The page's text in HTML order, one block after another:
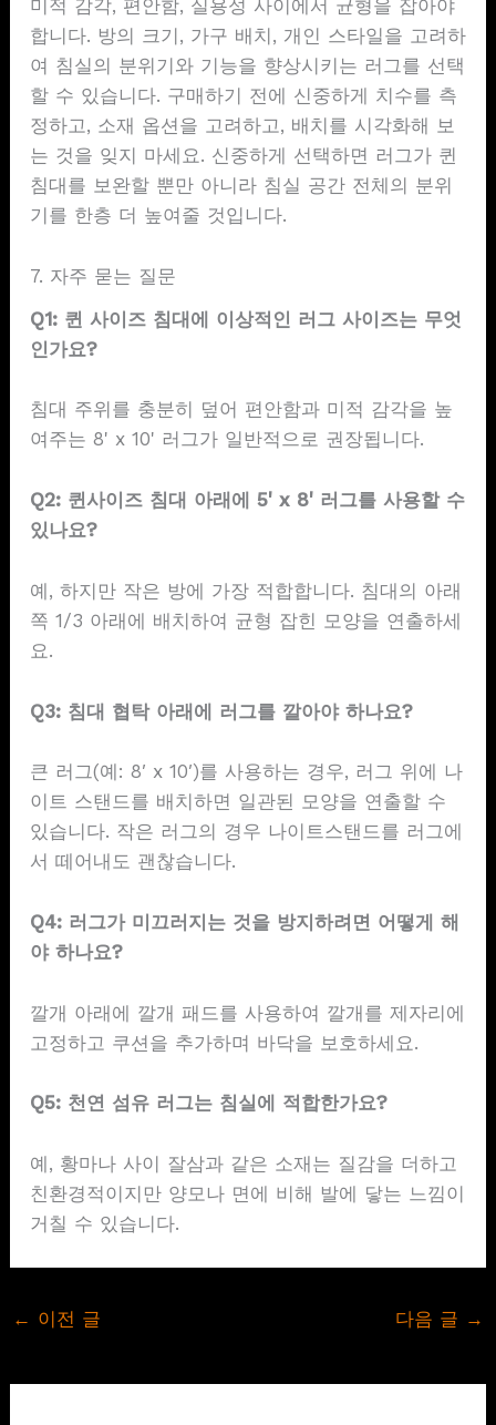
미적 감각, 편안함, 실용성 사이에서 균형을 잡아야
합니다. 방의 크기, 가구 배치, 개인 스타일을 고려하
여 침실의 분위기와 기능을 향상시키는 러그를 선택
할 수 있습니다. 구매하기 전에 신중하게 치수를 측
정하고, 소재 옵션을 고려하고, 배치를 시각화해 보
는 것을 잊지 마세요. 신중하게 선택하면 러그가 퀸
침대를 보완할 뿐만 아니라 침실 공간 전체의 분위
기를 한층 더 높여줄 것입니다.
7. 자주 묻는 질문
Q1: 퀸 사이즈 침대에 이상적인 러그 사이즈는 무엇
인가요?
침대 주위를 충분히 덮어 편안함과 미적 감각을 높
여주는 8' x 10' 러그가 일반적으로 권장됩니다.
Q2: 퀸사이즈 침대 아래에 5' x 8' 러그를 사용할 수
있나요?
예, 하지만 작은 방에 가장 적합합니다. 침대의 아래
쪽 1/3 아래에 배치하여 균형 잡힌 모양을 연출하세
요.
Q3: 침대 협탁 아래에 러그를 깔아야 하나요?
큰 러그(예: 8′ x 10′)를 사용하는 경우, 러그 위에 나
이트 스탠드를 배치하면 일관된 모양을 연출할 수
있습니다. 작은 러그의 경우 나이트스탠드를 러그에
서 떼어내도 괜찮습니다.
Q4: 러그가 미끄러지는 것을 방지하려면 어떻게 해
야 하나요?
깔개 아래에 깔개 패드를 사용하여 깔개를 제자리에
고정하고 쿠션을 추가하며 바닥을 보호하세요.
Q5: 천연 섬유 러그는 침실에 적합한가요?
예, 황마나 사이 잘삼과 같은 소재는 질감을 더하고
친환경적이지만 양모나 면에 비해 발에 닿는 느낌이
거칠 수 있습니다.
← 이전 글 다음 글 →